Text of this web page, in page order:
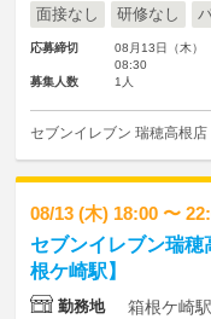
面接なし 研修なし
応募締切
08月13日（木）
08:30
募集人数
1人
セブンイレブン 瑞穂高根店
08/13 (木) 18:00 〜
セブンイレブン瑞
根ケ崎駅】
勤務地 箱根ケ崎